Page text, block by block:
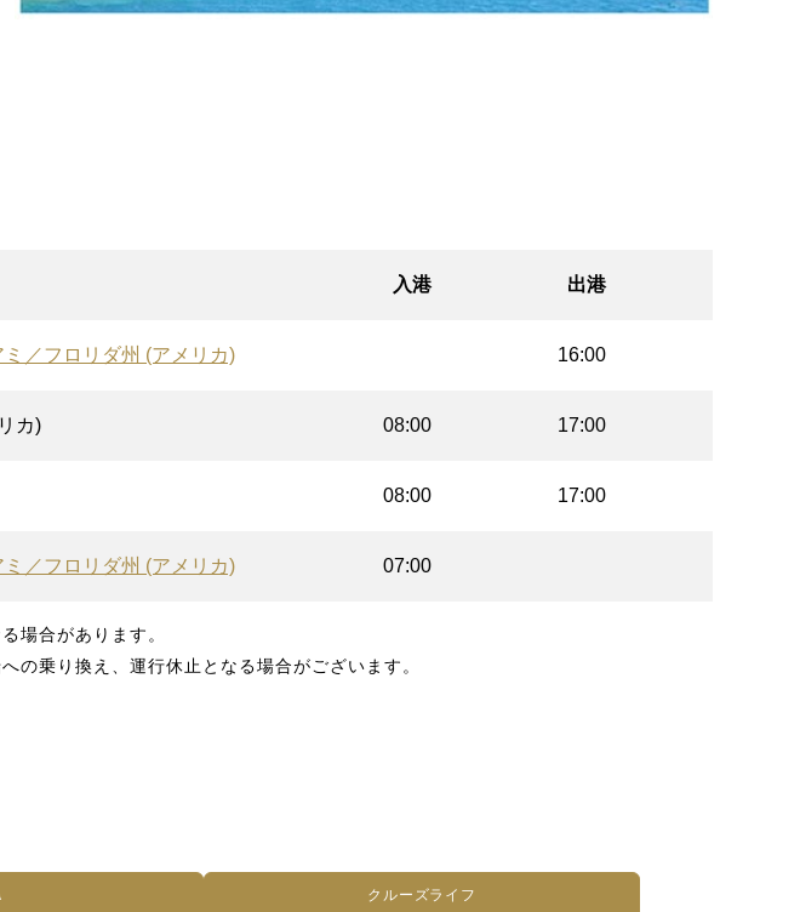
入港 出港
／フロリダ州 (アメリカ) 16:00
カ) 08:00 17:00
08:00 17:00
／フロリダ州 (アメリカ) 07:00
場合があります。
乗り換え、運行休止となる場合がございます。
クルーズライフ